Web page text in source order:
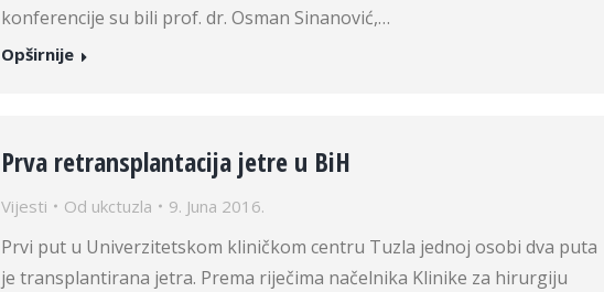
konferencije su bili prof. dr. Osman Sinanović,…
Opširnije
Prva retransplantacija jetre u BiH
Vijesti Od ukctuzla 9. Juna 2016.
Prvi put u Univerzitetskom kliničkom centru Tuzla jednoj osobi dva puta
je transplantirana jetra. Prema riječima načelnika Klinike za hirurgiju